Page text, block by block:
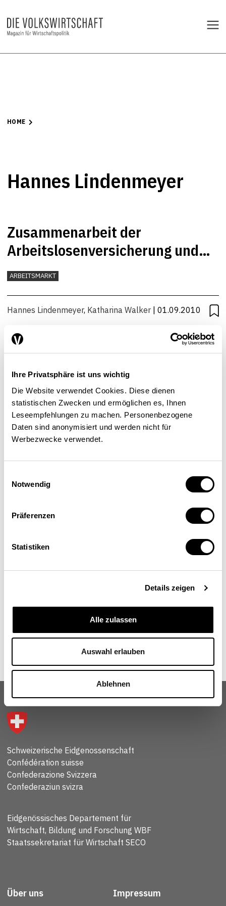
Ihre Privatsphäre ist uns wichtig
Die Website verwendet Cookies. Diese dienen
statistischen Zwecken und ermöglichen es, Ihnen
Leseempfehlungen zu machen. Personenbezogene
Daten sind anonymisiert und werden nicht für
Werbezwecke verwendet.
Notwendig
Präferenzen
Statistiken
Details zeigen
Alle zulassen
Auswahl erlauben
Ablehnen
HOME
Hannes Lindenmeyer
Zusammenarbeit der
Arbeitslosenversicherung und
der Sozialhilfe im Bereich
Beratung und Vermittlung
ARBEITSMARKT
Hannes Lindenmeyer, Katharina Walker | 01.09.2010
Organisationsberater, KEK-CDC Consultants, Zürich
Schweizerische Eidgenossenschaft
Confédération suisse
Confederazione Svizzera
Confederaziun svizra
Eidgenössisches Departement für
Wirtschaft, Bildung und Forschung WBF
Staatssekretariat für Wirtschaft SECO
Über uns
Impressum